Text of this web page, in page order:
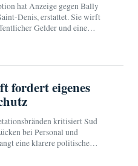
hat Anzeige gegen Bally
Denis, erstattet. Sie wirft
Gelder und eine
fordert eigenes
kritisiert Sud
bei Personal und
eine klarere politische